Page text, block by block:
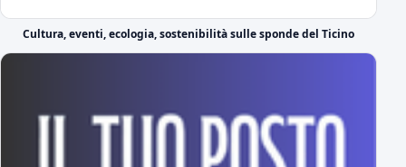
Il cammino completo del Novara in campionato
tutti gli incontri
Cultura, eventi, ecologia, sostenibilità sulle sponde del Ticino